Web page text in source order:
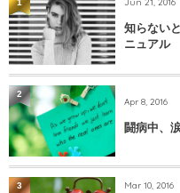
Jun 21, 2016
知らない
ニュアル
1
Apr 8, 2016
闘病中、
2
Mar 10, 2016
3